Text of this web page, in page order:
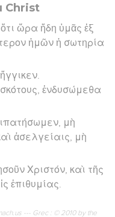
Christ
ὥρα ἤδη ὑμᾶς ἐξ
ἡμῶν ἡ σωτηρία
ἐνδυσώμεθα
μὴ
ἀσελγείαις, μὴ
Χριστόν, καὶ τῆς
ἐπιθυμίας.
--- Grec : © 2010 by the